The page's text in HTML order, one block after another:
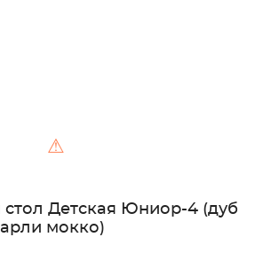
⚠
Детская Юниор-4 (дуб
мокко)